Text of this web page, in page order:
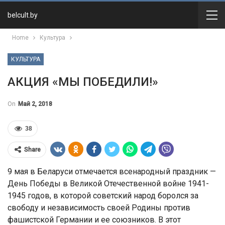
belcult.by
Home Культура
КУЛЬТУРА
АКЦИЯ «МЫ ПОБЕДИЛИ!»
On Май 2, 2018
38
Share
9 мая в Беларуси отмечается всенародный праздник —
День Победы в Великой Отечественной войне 1941-
1945 годов, в которой советский народ боролся за
свободу и независимость своей Родины против
фашистской Германии и ее союзников. В этот